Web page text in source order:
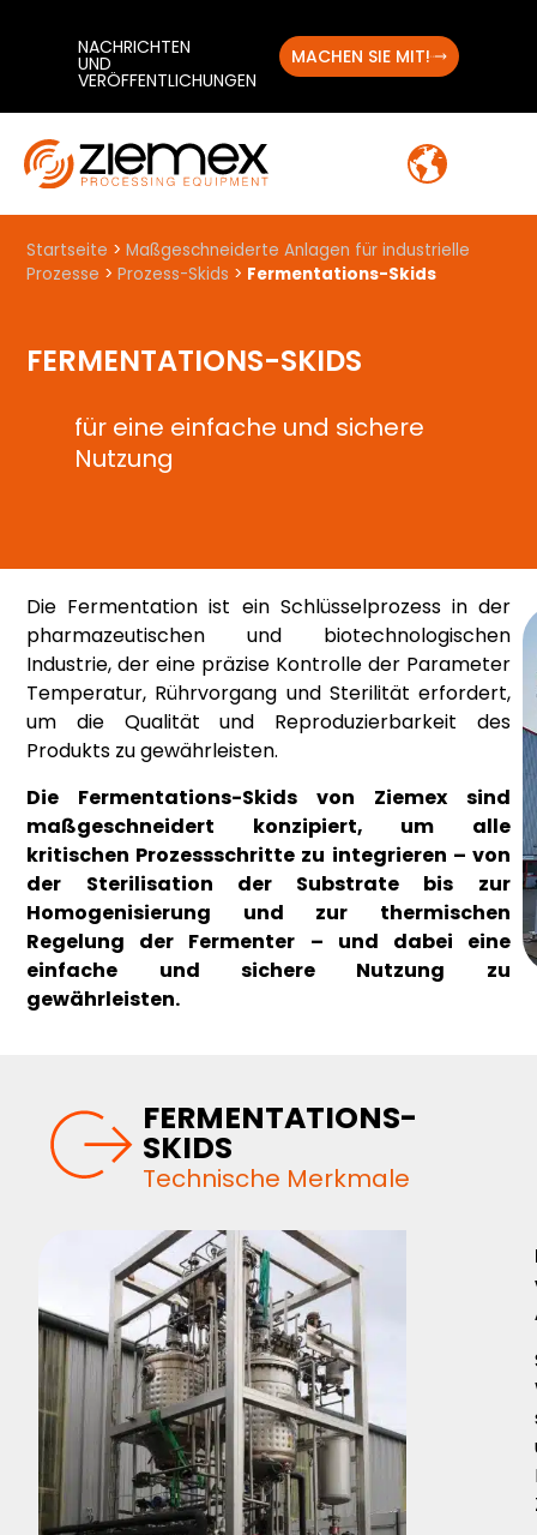
NACHRICHTEN
UND
VERÖFFENTLICHUNGEN
MACHEN SIE MIT!
Startseite >Maßgeschneiderte Anlagen für industrielle
Prozesse >Prozess-Skids > Fermentations-Skids
FERMENTATIONS-SKIDS
für eine einfache und sichere
Nutzung
Die Fermentation ist ein Schlüsselprozess in der
pharmazeutischen und biotechnologischen
Industrie, der eine präzise Kontrolle der Parameter
Temperatur, Rührvorgang und Sterilität erfordert,
um die Qualität und Reproduzierbarkeit des
Produkts zu gewährleisten.
Die Fermentations-Skids von Ziemex sind
maßgeschneidert konzipiert, um alle
kritischen Prozessschritte zu integrieren – von
der Sterilisation der Substrate bis zur
Homogenisierung und zur thermischen
Regelung der Fermenter – und dabei eine
einfache und sichere Nutzung zu
gewährleisten.
FERMENTATIONS-
SKIDS
Technische Merkmale